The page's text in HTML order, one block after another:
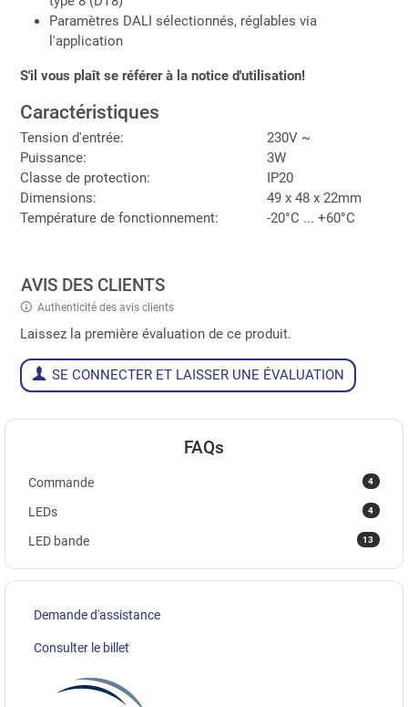
Paramètres DALI sélectionnés, réglables via
l'application
S'il vous plaît se référer à la notice d'utilisation!
Caractéristiques
Tension d'entrée:
230V ~
Puissance:
3W
Classe de protection:
IP20
Dimensions:
49 x 48 x 22mm
Température de fonctionnement:
-20°C ... +60°C
AVIS DES CLIENTS
Authenticité des avis clients
Laissez la première évaluation de ce produit.
SE CONNECTER ET LAISSER UNE ÉVALUATION
FAQs
4
Commande
4
LEDs
13
LED bande
Demande d'assistance
Consulter le billet